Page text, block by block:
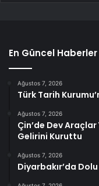
En Güncel Haberler
Ağustos 7, 2026
Türk Tarih
Ağustos 7, 2026
Çin’de Dev
Gelirini Kuruttu
Ağustos 7, 2026
Diyarbakır’da Dolu